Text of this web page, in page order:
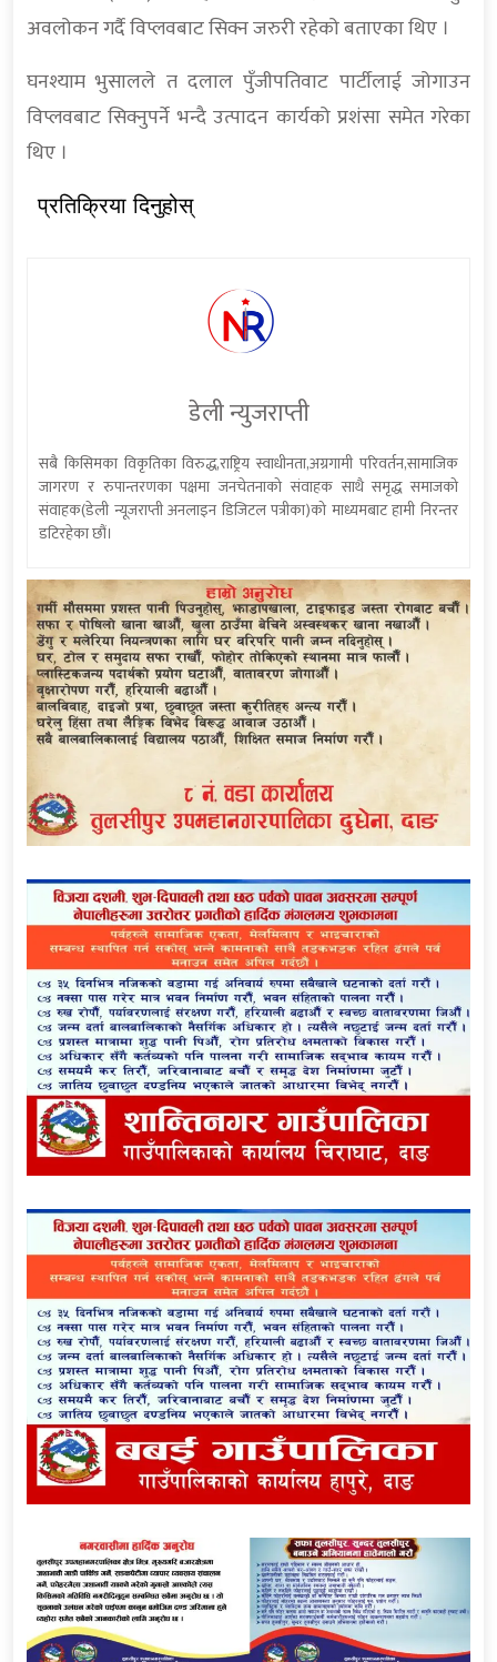
अवलोकन गर्दै विप्लवबाट सिक्न जरुरी रहेको बताएका थिए ।
घनश्याम भुसालले त दलाल पुँजीपतिवाट पार्टीलाई जोगाउन
विप्लवबाट सिक्नुपर्ने भन्दै उत्पादन कार्यको प्रशंसा समेत गरेका
थिए ।
प्रतिक्रिया दिनुहोस्
डेली न्युजराप्ती
सबै किसिमका विकृतिका विरुद्ध,राष्ट्रिय स्वाधीनता,अग्रगामी परिवर्तन,सामाजिक
जागरण र रुपान्तरणका पक्षमा जनचेतनाको संवाहक साथै समृद्ध समाजको
संवाहक(डेली न्यूजराप्ती अनलाइन डिजिटल पत्रीका)को माध्यमबाट हामी निरन्तर
डटिरहेका छौं।